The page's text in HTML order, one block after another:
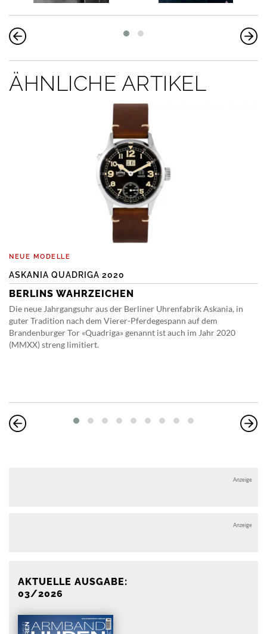
ÄHNLICHE ARTIKEL
NEUE MODELLE
ASKANIA QUADRIGA 2020
BERLINS WAHRZEICHEN
Die neue Jahrgangsuhr aus der Berliner Uhrenfabrik Askania, in
guter Tradition nach dem Vierer-Pferdegespann auf dem
Brandenburger Tor «Quadriga» genannt ist auch im Jahr 2020
(MMXX) streng limitiert.
Anzeige
Anzeige
AKTUELLE AUSGABE:
03/2026